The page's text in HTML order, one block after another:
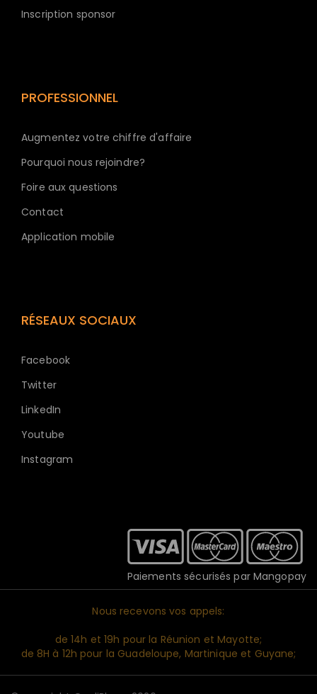
Inscription sponsor
PROFESSIONNEL
Augmentez votre chiffre d'affaire
Pourquoi nous rejoindre?
Foire aux questions
Contact
Application mobile
RÉSEAUX SOCIAUX
Facebook
Twitter
LinkedIn
Youtube
Instagram
Paiements sécurisés par Mangopay
Nous recevons vos appels:
de 14h et 19h pour la Réunion et Mayotte;
de 8H à 12h pour la Guadeloupe, Martinique et Guyane;